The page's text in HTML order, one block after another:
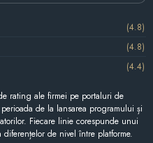
(4.8)
(4.8)
(4.4)
rating ale firmei pe portaluri de
de la lansarea programului și
Fiecare linie corespunde unui
de nivel între platforme.